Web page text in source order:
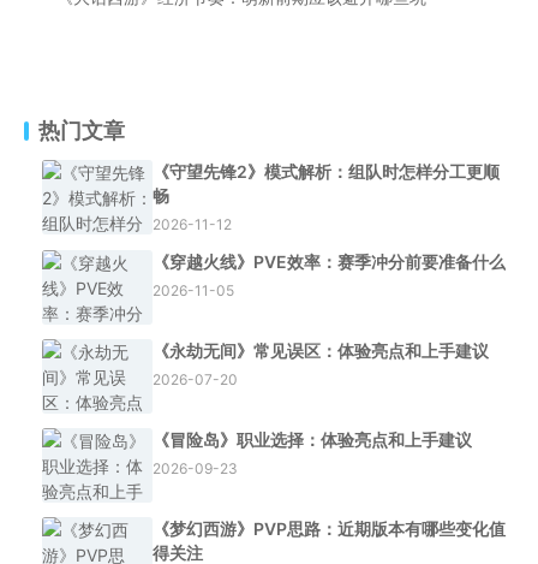
热门文章
《守望先锋2》模式解析：组队时怎样分工更顺
畅
2026-11-12
《穿越火线》PVE效率：赛季冲分前要准备什么
2026-11-05
《永劫无间》常见误区：体验亮点和上手建议
2026-07-20
《冒险岛》职业选择：体验亮点和上手建议
2026-09-23
《梦幻西游》PVP思路：近期版本有哪些变化值
得关注